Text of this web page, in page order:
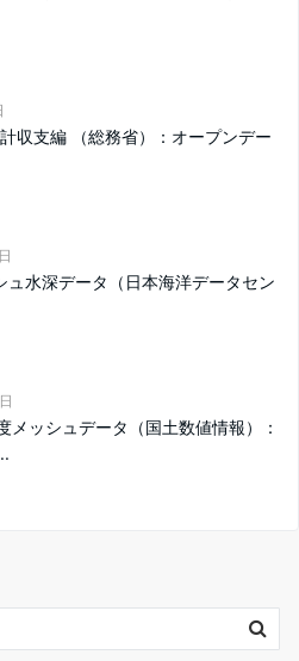
収支編 （総務省）：オープンデー
ュ水深データ（日本海洋データセン
メッシュデータ（国土数値情報）：